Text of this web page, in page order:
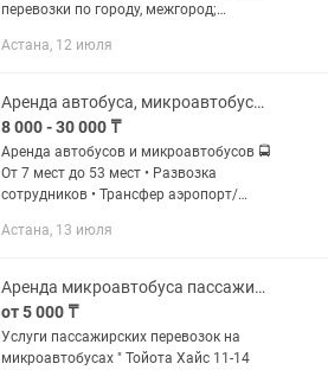
перевозки по городу, межгород;
вокзалов, аэропорта; Обслуживание
Астана, 12 июля
Аренда автобуса, микроавтобусов
8 000 - 30 000 ₸
Аренда автобусов и микроавтобусов 🚍
От 7 мест до 53 мест • Развозка
сотрудников • Трансфер аэропорт/
мероприятия, свадьбы, тои •
Опытные...
Астана, 13 июля
Аренда микроавтобуса пассажирский перевозки трансфер развозка Тойота Хайс
от 5 000 ₸
Услуги пассажирских перевозок на
микроавтобусах " Тойота Хайс 11-14